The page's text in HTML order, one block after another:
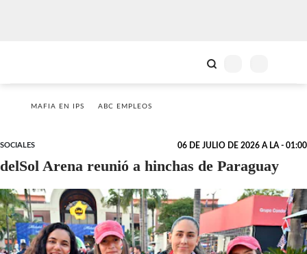
MAFIA EN IPS ABC EMPLEOS
SOCIALES 06 DE JULIO DE 2026 A LA - 01:00
delSol Arena reunió a hinchas de Paraguay